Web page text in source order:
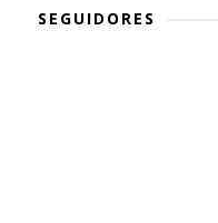
SEGUIDORES